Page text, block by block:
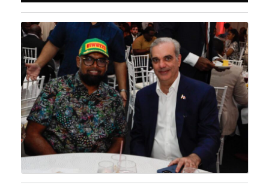
14,
2026